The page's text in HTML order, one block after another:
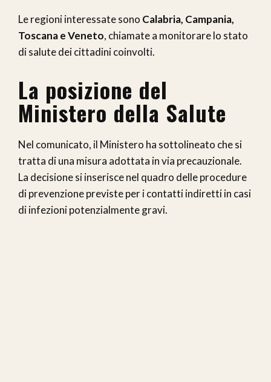
Le regioni interessate sono Calabria, Campania,
Toscana e Veneto, chiamate a monitorare lo stato
di salute dei cittadini coinvolti.
La posizione del
Ministero della Salute
Nel comunicato, il Ministero ha sottolineato che si
tratta di una misura adottata in via precauzionale.
La decisione si inserisce nel quadro delle procedure
di prevenzione previste per i contatti indiretti in casi
di infezioni potenzialmente gravi.